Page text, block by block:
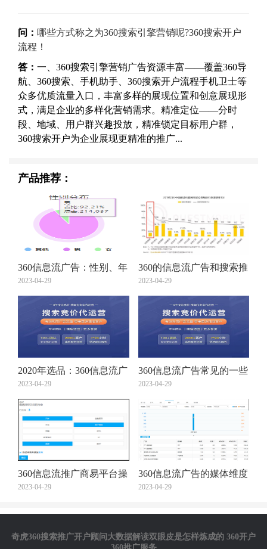
问： 哪些方式称之为360搜索引擎营销呢?360搜索开户
流程！
答： 一、360搜索引擎营销广告资源丰富——覆盖360导
航、360搜索、手机助手、360搜索开户流程手机卫士等
众多优质流量入口，丰富多样的展现位置和创意展现形
式，满足企业的多样化营销需求。精准定位——分时
段、地域、用户群兴趣投放，精准锁定目标用户群，
360搜索开户为企业展现更精准的推广...
产品推荐：
360信息流广告：性别、年
龄、地域，你真的会设
么？
2023-04-29
360的信息流广告和搜索推
广简单的介绍您看看！
2023-04-29
2020年选品：360信息流广
告投放趋势看出12个潜力
爆款！
2023-04-29
360信息流广告常见的一些
问题
2023-04-29
360信息流推广商易平台操
作说明
2023-04-29
360信息流广告的媒体维度
报表
2023-04-29
奇虎360搜索推广开户顾问大数据解读双眼皮是怎样炼成的 360开户